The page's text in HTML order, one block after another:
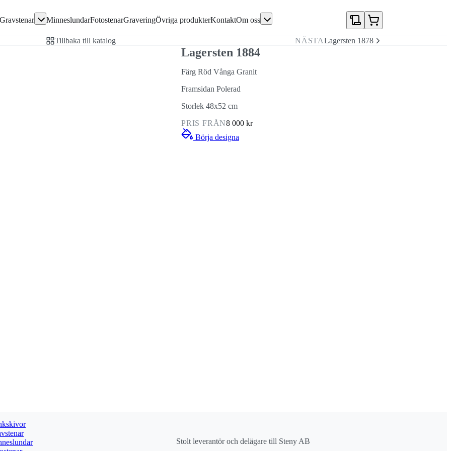
Gravstenar MinneslundarFotostenarGraveringÖvriga produkterKontaktOm oss
Tillbaka till katalog
NÄSTALagersten 1878
Lagersten 1884
Färg Röd Vånga Granit
Framsidan Polerad
Storlek 48x52 cm
PRIS FRÅN8 000 kr
Börja designa
Stolt leverantör och delägare till Steny AB